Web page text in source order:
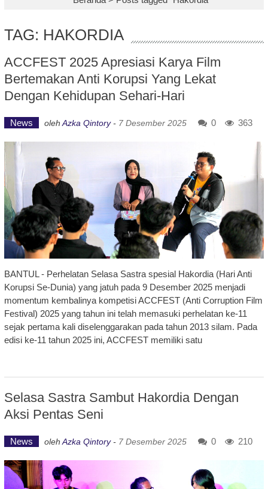
TAG: HAKORDIA
ACCFEST 2025 Apresiasi Karya Film
Bertemakan Anti Korupsi Yang Lekat
Dengan Kehidupan Sehari-Hari
News oleh Azka Qintory- 7 Desember 2025 0 363
BANTUL - Perhelatan Selasa Sastra spesial Hakordia (Hari Anti
Korupsi Se-Dunia) yang jatuh pada 9 Desember 2025 menjadi
momentum kembalinya kompetisi ACCFEST (Anti Corruption Film
Festival) 2025 yang tahun ini telah memasuki perhelatan ke-11
sejak pertama kali diselenggarakan pada tahun 2013 silam. Pada
edisi ke-11 tahun 2025 ini, ACCFEST memiliki satu
Selasa Sastra Sambut Hakordia Dengan
Aksi Pentas Seni
News olehAzka Qintory- 7 Desember 2025 0 210